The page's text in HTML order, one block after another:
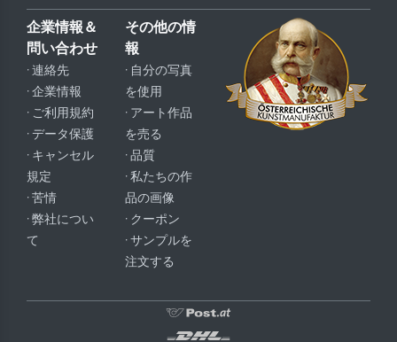
企業情報＆
問い合わせ
· 連絡先
· 企業情報
· ご利用規約
· データ保護
· キャンセル
規定
· 苦情
· 弊社につい
て
その他の情
報
· 自分の写真
を使用
· アート作品
を売る
· 品質
· 私たちの作
品の画像
· クーポン
· サンプルを
注文する